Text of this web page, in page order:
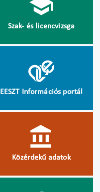
Szak- és licencvizsga
EESZT Információs portál
Közérdekű adatok